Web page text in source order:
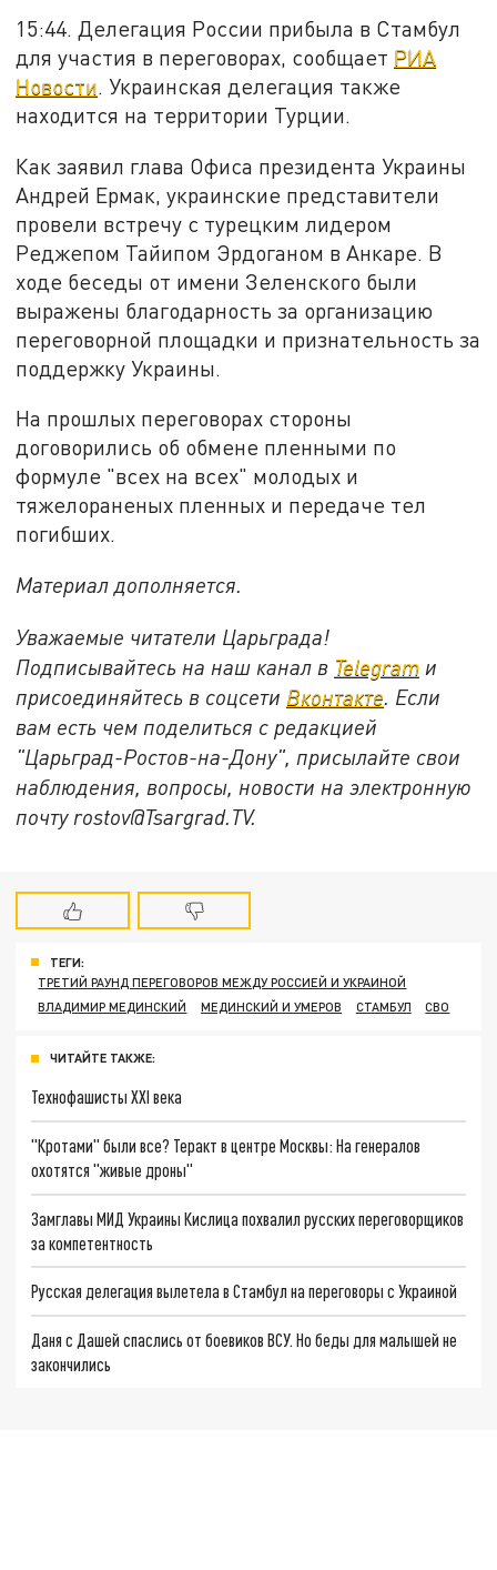
15:44. Делегация России прибыла в Стамбул
для участия в переговорах, сообщает РИА
Новости. Украинская делегация также
находится на территории Турции.
Как заявил глава Офиса президента Украины
Андрей Ермак, украинские представители
провели встречу с турецким лидером
Реджепом Тайипом Эрдоганом в Анкаре. В
ходе беседы от имени Зеленского были
выражены благодарность за организацию
переговорной площадки и признательность за
поддержку Украины.
На прошлых переговорах стороны
договорились об обмене пленными по
формуле "всех на всех" молодых и
тяжелораненых пленных и передаче тел
погибших.
Материал дополняется.
Уважаемые читатели Царьграда!
Подписывайтесь на наш канал в Telegram и
присоединяйтесь в соцсети Вконтакте. Если
вам есть чем поделиться с редакцией
"Царьград-Ростов-на-Дону", присылайте свои
наблюдения, вопросы, новости на электронную
почту rostov@Tsargrad.ТV.
ТЕГИ:
ТРЕТИЙ РАУНД ПЕРЕГОВОРОВ МЕЖДУ РОССИЕЙ И УКРАИНОЙ
ВЛАДИМИР МЕДИНСКИЙ
МЕДИНСКИЙ И УМЕРОВ СТАМБУЛ СВО
ЧИТАЙТЕ ТАКЖЕ:
Технофашисты XXI века
"Кротами" были все? Теракт в центре Москвы: На генералов
охотятся "живые дроны"
Замглавы МИД Украины Кислица похвалил русских переговорщиков
за компетентность
Русская делегация вылетела в Стамбул на переговоры с Украиной
Даня с Дашей спаслись от боевиков ВСУ. Но беды для малышей не
закончились